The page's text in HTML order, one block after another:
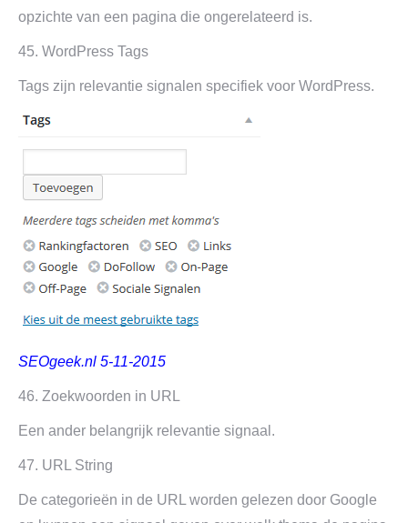
opzichte van een pagina die ongerelateerd is.
45. WordPress Tags
Tags zijn relevantie signalen specifiek voor WordPress.
SEOgeek.nl 5-11-2015
46. Zoekwoorden in URL
Een ander belangrijk relevantie signaal.
47. URL String
De categorieën in de URL worden gelezen door Google